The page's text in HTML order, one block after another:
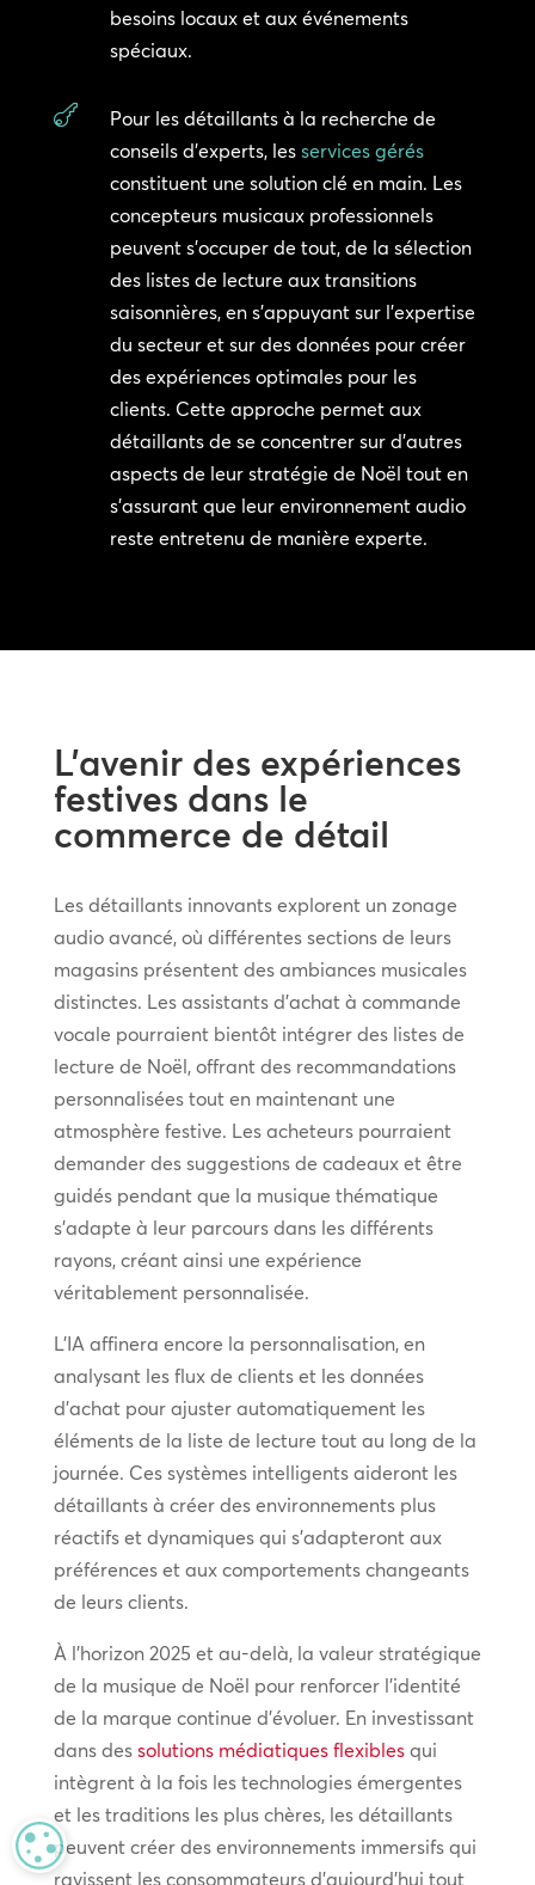
besoins locaux et aux événements
spéciaux.

Pour les détaillants à la recherche de
conseils d’experts, les services gérés
constituent une solution clé en main. Les
concepteurs musicaux professionnels
peuvent s’occuper de tout, de la sélection
des listes de lecture aux transitions
saisonnières, en s’appuyant sur l’expertise
du secteur et sur des données pour créer
des expériences optimales pour les
clients. Cette approche permet aux
détaillants de se concentrer sur d’autres
aspects de leur stratégie de Noël tout en
s’assurant que leur environnement audio
reste entretenu de manière experte.
L’avenir des expériences
festives dans le
commerce de détail
Les détaillants innovants explorent un zonage
audio avancé, où différentes sections de leurs
magasins présentent des ambiances musicales
distinctes. Les assistants d’achat à commande
vocale pourraient bientôt intégrer des listes de
lecture de Noël, offrant des recommandations
personnalisées tout en maintenant une
atmosphère festive. Les acheteurs pourraient
demander des suggestions de cadeaux et être
guidés pendant que la musique thématique
s’adapte à leur parcours dans les différents
rayons, créant ainsi une expérience
véritablement personnalisée.
L’IA affinera encore la personnalisation, en
analysant les flux de clients et les données
d’achat pour ajuster automatiquement les
éléments de la liste de lecture tout au long de la
journée. Ces systèmes intelligents aideront les
détaillants à créer des environnements plus
réactifs et dynamiques qui s’adapteront aux
préférences et aux comportements changeants
de leurs clients.
À l’horizon 2025 et au-delà, la valeur stratégique
de la musique de Noël pour renforcer l’identité
de la marque continue d’évoluer. En investissant
dans des solutions médiatiques flexiblesqui
intègrent à la fois les technologies émergentes
et les traditions les plus chères, les détaillants
peuvent créer des environnements immersifs qui
ravissent les consommateurs d’aujourd’hui tout
MANAGE PRIVACY